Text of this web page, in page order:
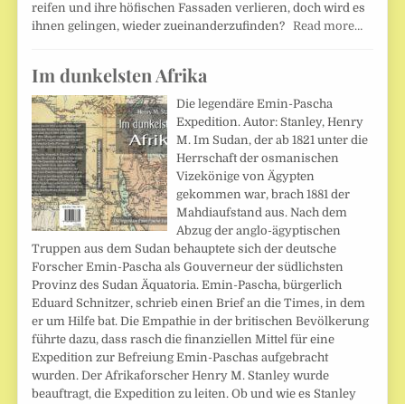
reifen und ihre höfischen Fassaden verlieren, doch wird es
ihnen gelingen, wieder zueinanderzufinden?Read more…
Im dunkelsten Afrika
Die legendäre Emin-Pascha
Expedition. Autor: Stanley, Henry
M. Im Sudan, der ab 1821 unter die
Herrschaft der osmanischen
Vizekönige von Ägypten
gekommen war, brach 1881 der
Mahdiaufstand aus. Nach dem
Abzug der anglo-ägyptischen
Truppen aus dem Sudan behauptete sich der deutsche
Forscher Emin-Pascha als Gouverneur der südlichsten
Provinz des Sudan Äquatoria. Emin-Pascha, bürgerlich
Eduard Schnitzer, schrieb einen Brief an die Times, in dem
er um Hilfe bat. Die Empathie in der britischen Bevölkerung
führte dazu, dass rasch die finanziellen Mittel für eine
Expedition zur Befreiung Emin-Paschas aufgebracht
wurden. Der Afrikaforscher Henry M. Stanley wurde
beauftragt, die Expedition zu leiten. Ob und wie es Stanley